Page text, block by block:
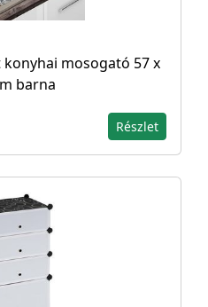
konyhai mosogató 57 x
barna
Részlet